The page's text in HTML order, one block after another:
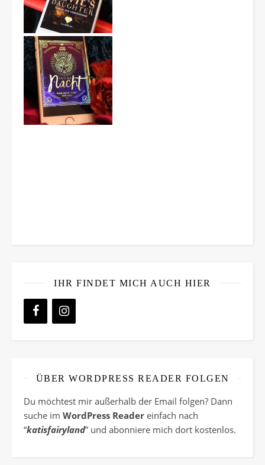
IHR FINDET MICH AUCH HIER
ÜBER WORDPRESS READER FOLGEN
Du möchtest mir außerhalb der Email folgen? Dann
suche im WordPress Reader einfach nach
“katisfairyland” und abonniere mich dort kostenlos.